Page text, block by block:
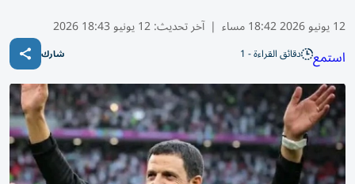
12 يونيو 2026 18:42 مساء | آخر تحديث:12 يونيو 18:43 2026
استمع دقائق القراءة - 1 شارك